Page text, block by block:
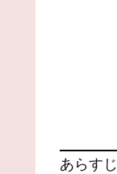
あらすじ